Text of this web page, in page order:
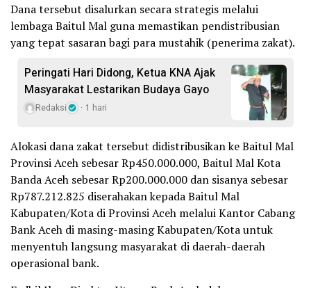
Dana tersebut disalurkan secara strategis melalui
lembaga Baitul Mal guna memastikan pendistribusian
yang tepat sasaran bagi para mustahik (penerima zakat).
Peringati Hari Didong, Ketua KNA Ajak
Masyarakat Lestarikan Budaya Gayo
Redaksi 1 hari
Alokasi dana zakat tersebut didistribusikan ke Baitul Mal
Provinsi Aceh sebesar Rp450.000.000, Baitul Mal Kota
Banda Aceh sebesar Rp200.000.000 dan sisanya sebesar
Rp787.212.825 diserahakan kepada Baitul Mal
Kabupaten/Kota di Provinsi Aceh melalui Kantor Cabang
Bank Aceh di masing-masing Kabupaten/Kota untuk
menyentuh langsung masyarakat di daerah-daerah
operasional bank.